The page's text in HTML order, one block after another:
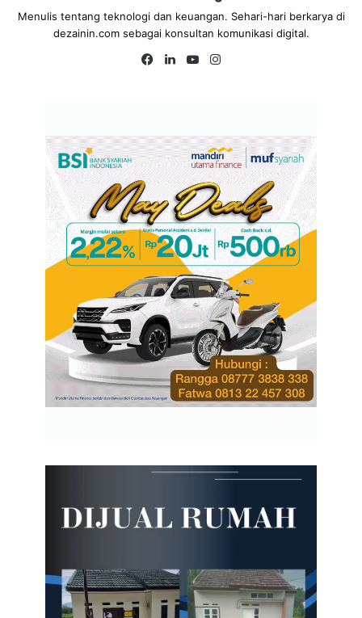
Menulis tentang teknologi dan keuangan. Sehari-hari berkarya di
dezainin.com sebagai konsultan komunikasi digital.
Fa
Lin
Yo